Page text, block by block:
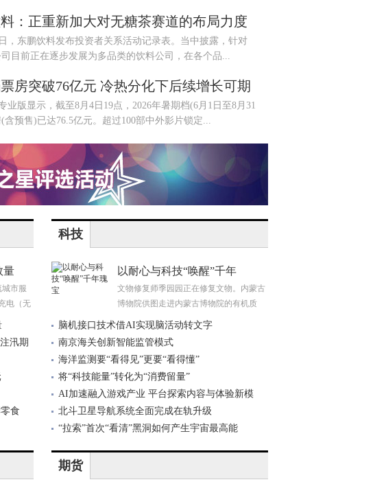
：正重新加大对无糖茶赛道的布局力度
东鹏饮料发布投资者关系活动记录表。当中披露，针对
目前正在逐步发展为多品类的饮料公司，在各个品...
房突破76亿元 冷热分化下后续增长可期
版显示，截至8月4日19点，2026年暑期档(6月1日至8月31
含预售)已达76.5亿元。超过100部中外影片锁定...
量
市服
电（无
汛期
食
科技
以耐心与科技“唤醒”千年
文物修复师季园园正在修复文物。内蒙古
博物院供图走进内蒙古博物院的有机质
脑机接口技术借AI实现脑活动转文字
南京海关创新智能监管模式
海洋监测要“看得见”更要“看得懂”
将“科技能量”转化为“消费留量”
AI加速融入游戏产业 平台探索内容与体验新模
北斗卫星导航系统全面完成在轨升级
“拉索”首次“看清”黑洞如何产生宇宙最高能
期货